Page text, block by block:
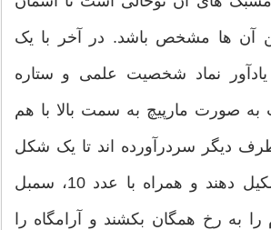
آن ها مشخص باشد. در آخر با یک
یادآور نماد شخصیت علمی و ستاره
صورت مارپیچ به سمت بالا با هم
دیگر سردرآورده اند تا یک شکل
پیچیده هندسی تشکیل دهند و همراه با عدد 10، سمبل
به رخ همگان بکشند و آرامگاه را